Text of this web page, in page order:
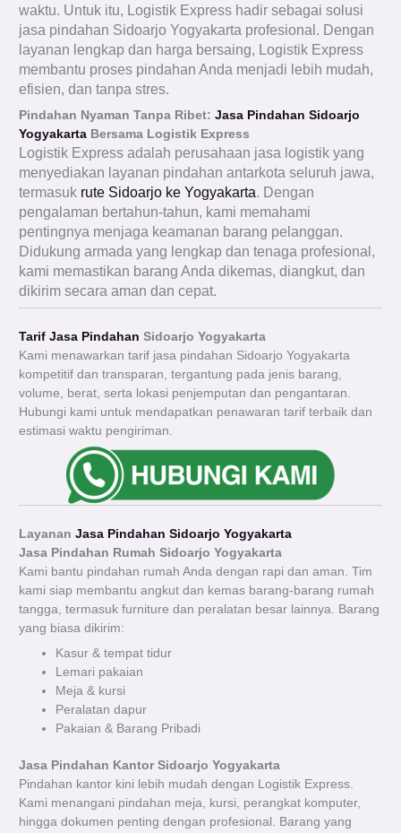
waktu. Untuk itu, Logistik Express hadir sebagai solusi
jasa pindahan Sidoarjo Yogyakarta profesional. Dengan
layanan lengkap dan harga bersaing, Logistik Express
membantu proses pindahan Anda menjadi lebih mudah,
efisien, dan tanpa stres.
Pindahan Nyaman Tanpa Ribet:Jasa Pindahan Sidoarjo
Yogyakarta Bersama Logistik Express
Logistik Express adalah perusahaan jasa logistik yang
menyediakan layanan pindahan antarkota seluruh jawa,
termasuk rute Sidoarjo ke Yogyakarta. Dengan
pengalaman bertahun-tahun, kami memahami
pentingnya menjaga keamanan barang pelanggan.
Didukung armada yang lengkap dan tenaga profesional,
kami memastikan barang Anda dikemas, diangkut, dan
dikirim secara aman dan cepat.
Tarif Jasa Pindahan Sidoarjo Yogyakarta
Kami menawarkan tarif jasa pindahan Sidoarjo Yogyakarta
kompetitif dan transparan, tergantung pada jenis barang,
volume, berat, serta lokasi penjemputan dan pengantaran.
Hubungi kami untuk mendapatkan penawaran tarif terbaik dan
estimasi waktu pengiriman.
LayananJasa Pindahan Sidoarjo Yogyakarta
Jasa Pindahan Rumah SidoarjoYogyakarta
Kami bantu pindahan rumah Anda dengan rapi dan aman. Tim
kami siap membantu angkut dan kemas barang-barang rumah
tangga, termasuk furniture dan peralatan besar lainnya. Barang
yang biasa dikirim:
Kasur & tempat tidur
Lemari pakaian
Meja & kursi
Peralatan dapur
Pakaian & Barang Pribadi
Jasa Pindahan Kantor Sidoarjo Yogyakarta
Pindahan kantor kini lebih mudah dengan Logistik Express.
Kami menangani pindahan meja, kursi, perangkat komputer,
hingga dokumen penting dengan profesional. Barang yang